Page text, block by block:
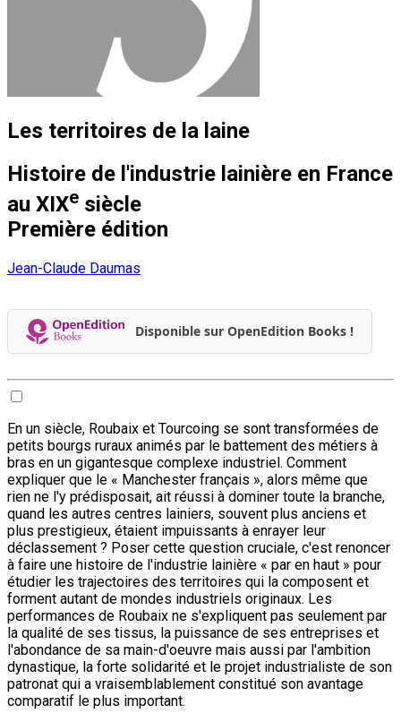
Les territoires de la laine
Histoire de l'industrie lainière en France
au XIXe siècle
Première édition
Jean-Claude Daumas
Disponible sur OpenEdition Books !
En un siècle, Roubaix et Tourcoing se sont transformées de
petits bourgs ruraux animés par le battement des métiers à
bras en un gigantesque complexe industriel. Comment
expliquer que le « Manchester français », alors même que
rien ne l'y prédisposait, ait réussi à dominer toute la branche,
quand les autres centres lainiers, souvent plus anciens et
plus prestigieux, étaient impuissants à enrayer leur
déclassement ? Poser cette question cruciale, c'est renoncer
à faire une histoire de l'industrie lainière « par en haut » pour
étudier les trajectoires des territoires qui la composent et
forment autant de mondes industriels originaux. Les
performances de Roubaix ne s'expliquent pas seulement par
la qualité de ses tissus, la puissance de ses entreprises et
l'abondance de sa main-d'oeuvre mais aussi par l'ambition
dynastique, la forte solidarité et le projet industrialiste de son
patronat qui a vraisemblablement constitué son avantage
comparatif le plus important.